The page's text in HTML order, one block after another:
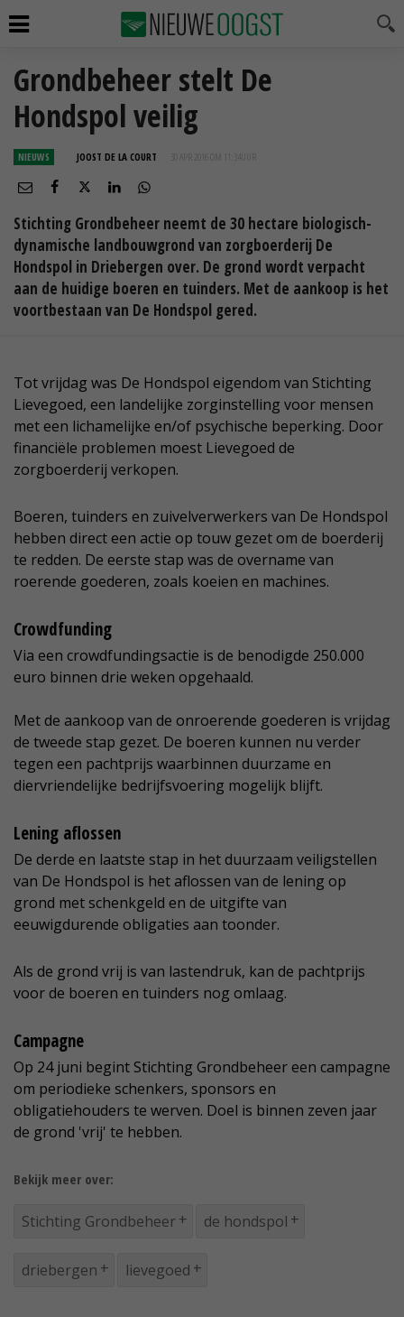
Grondbeheer stelt De
Hondspol veilig
NIEUWS JOOST DE LA COURT 30 APR 2016 OM 11:34
Stichting Grondbeheer neemt de 30 hectare biologisch-
dynamische landbouwgrond van zorgboerderij De
Hondspol in Driebergen over. De grond wordt verpacht
aan de huidige boeren en tuinders. Met de aankoop is het
voortbestaan van De Hondspol gered.
Tot vrijdag was De Hondspol eigendom van Stichting
Lievegoed, een landelijke zorginstelling voor mensen
met een lichamelijke en/of psychische beperking. Door
financiële problemen moest Lievegoed de
zorgboerderij verkopen.
Boeren, tuinders en zuivelverwerkers van De Hondspol
hebben direct een actie op touw gezet om de boerderij
te redden. De eerste stap was de overname van
roerende goederen, zoals koeien en machines.
Crowdfunding
Via een crowdfundingsactie is de benodigde 250.000
euro binnen drie weken opgehaald.
Met de aankoop van de onroerende goederen is vrijdag
de tweede stap gezet. De boeren kunnen nu verder
tegen een pachtprijs waarbinnen duurzame en
diervriendelijke bedrijfsvoering mogelijk blijft.
Lening aflossen
De derde en laatste stap in het duurzaam veiligstellen
van De Hondspol is het aflossen van de lening op
grond met schenkgeld en de uitgifte van
eeuwigdurende obligaties aan toonder.
Als de grond vrij is van lastendruk, kan de pachtprijs
voor de boeren en tuinders nog omlaag.
Campagne
Op 24 juni begint Stichting Grondbeheer een campagne
om periodieke schenkers, sponsors en
obligatiehouders te werven. Doel is binnen zeven jaar
de grond 'vrij' te hebben.
Bekijk meer over:
Stichting Grondbeheer de hondspol
driebergen lievegoed